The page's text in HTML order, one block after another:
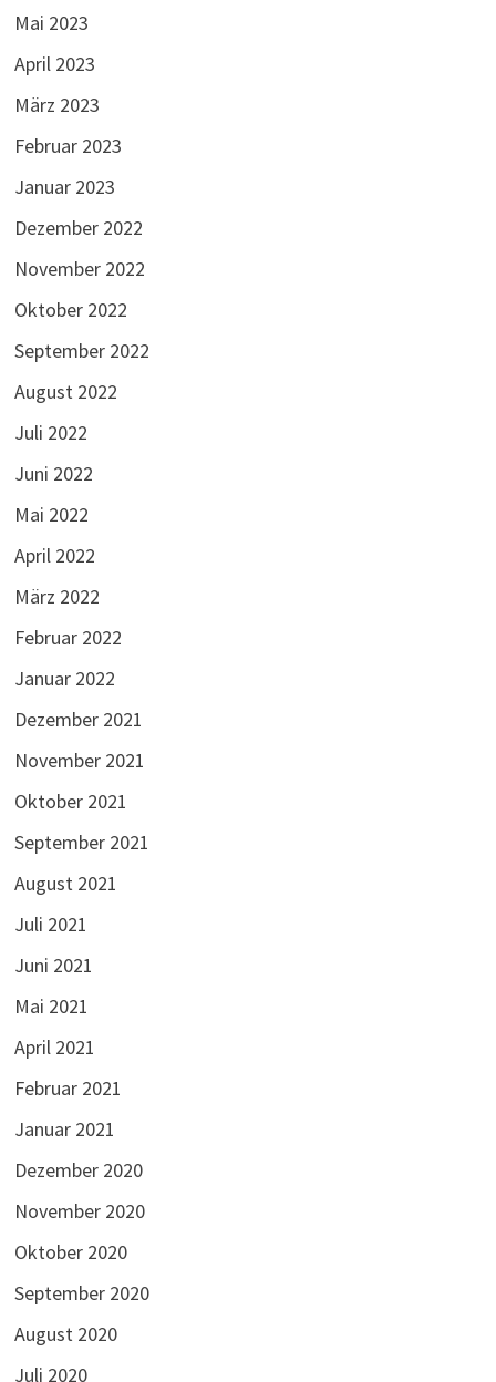
Mai 2023
April 2023
März 2023
Februar 2023
Januar 2023
Dezember 2022
November 2022
Oktober 2022
September 2022
August 2022
Juli 2022
Juni 2022
Mai 2022
April 2022
März 2022
Februar 2022
Januar 2022
Dezember 2021
November 2021
Oktober 2021
September 2021
August 2021
Juli 2021
Juni 2021
Mai 2021
April 2021
Februar 2021
Januar 2021
Dezember 2020
November 2020
Oktober 2020
September 2020
August 2020
Juli 2020